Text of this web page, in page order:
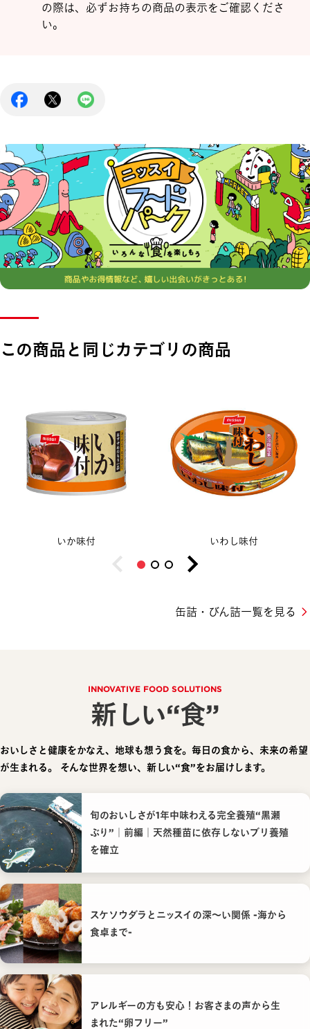
の際は、必ずお持ちの商品の表示をご確認くださ
い。
この商品と同じカテゴリの商品
いか味付 いわし味付
缶詰・びん詰一覧を見る
INNOVATIVE FOOD SOLUTIONS
新しい“食”
おいしさと健康をかなえ、地球も想う食を。毎日の食から、未来の希望
が生まれる。
そんな世界を想い、新しい“食”をお届けします。
旬のおいしさが1年中味わえる完全養殖“黒瀬
ぶり”｜前編｜天然種苗に依存しないブリ養殖
を確立
スケソウダラとニッスイの深〜い関係 -海から
食卓まで-
アレルギーの方も安心！お客さまの声から生
まれた“卵フリー”